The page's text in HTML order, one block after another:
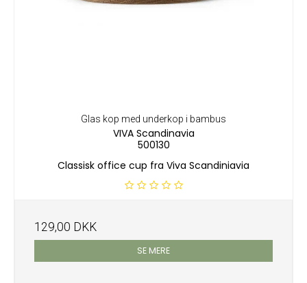
Glas kop med underkop i bambus
VIVA Scandinavia
500130
Classisk office cup fra Viva Scandiniavia
129,00 DKK
SE MERE